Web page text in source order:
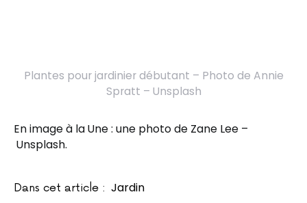
Plantes pour jardinier débutant – Photo de Annie
Spratt – Unsplash
En image à la Une : une photo de Zane Lee –
Unsplash.
Dans cet article : Jardin